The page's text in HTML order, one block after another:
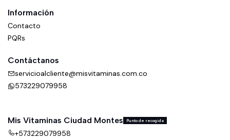
Información
Contacto
PQRs
Contáctanos
servicioalcliente@misvitaminas.com.co
573229079958
Mis Vitaminas Ciudad Montes Punto de recogida
+573229079958